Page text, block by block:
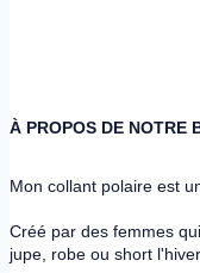
À PROPOS DE NOTRE
Mon collant polaire est
Créé par des femmes
jupe, robe ou short